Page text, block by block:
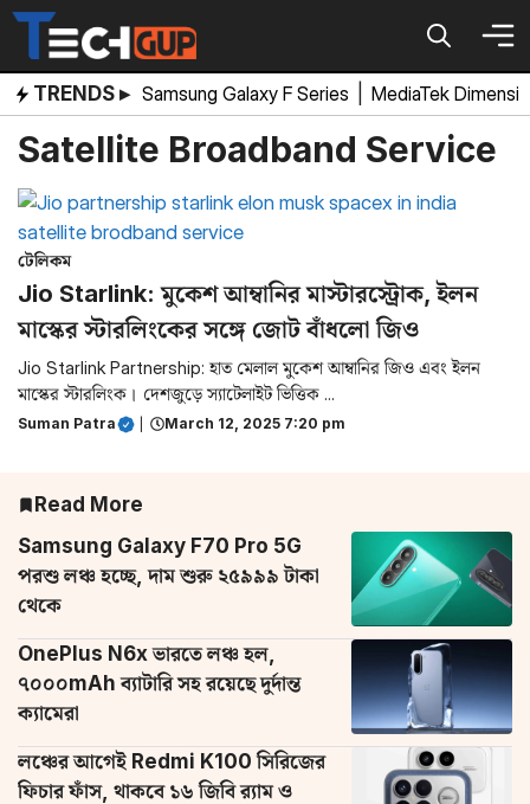
Skip
content
TRENDS ▸ Samsung Galaxy F Series MediaTek
Satellite Broadband Service
টেলিকম
Jio Starlink: মুকেশ আম্বানির মাস্টারস্ট্রোক, ইলন
মাস্কের স্টারলিংকের সঙ্গে জোট বাঁধলো জিও
Jio Starlink Partnership: হাত মেলাল মুকেশ আম্বানির জিও এবং ইলন
মাস্কের স্টারলিংক। দেশজুড়ে স্যাটেলাইট ভিত্তিক ...
Suman Patra March 12, 2025 7:20 pm
Read More
Samsung Galaxy F70 Pro 5G
পরশু লঞ্চ হচ্ছে, দাম শুরু ২৫৯৯৯ টাকা
থেকে
OnePlus N6x ভারতে লঞ্চ হল,
৭০০০mAh ব্যাটারি সহ রয়েছে দুর্দান্ত
ক্যামেরা
লঞ্চের আগেই Redmi K100 সিরিজের
ফিচার ফাঁস, থাকবে ১৬ জিবি র‌্যাম ও